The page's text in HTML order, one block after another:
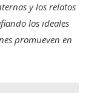
y los relatos
los ideales
promueven en